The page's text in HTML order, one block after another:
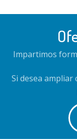
Impartimos
Si desea